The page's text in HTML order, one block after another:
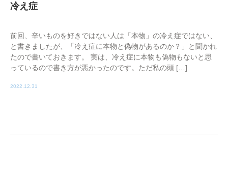
冷え症
前回、辛いものを好きではない人は「本物」の冷え症ではない、
と書きましたが、「冷え症に本物と偽物があるのか？」と聞かれ
たので書いておきます。 実は、冷え症に本物も偽物もないと思
っているので書き方が悪かったのです。ただ私の頭 […]
2022.12.31